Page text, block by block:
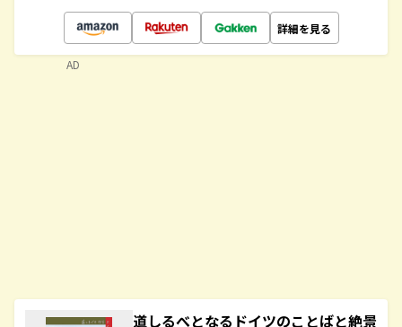
詳細を見る
道しるべとなるドイツのことばと絶景
AD